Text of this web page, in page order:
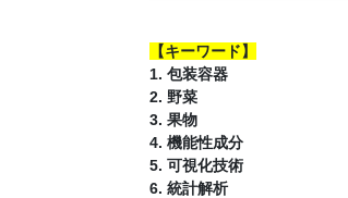
【キーワード】
1. 包装容器
2. 野菜
3. 果物
4. 機能性成分
5. 可視化技術
6. 統計解析